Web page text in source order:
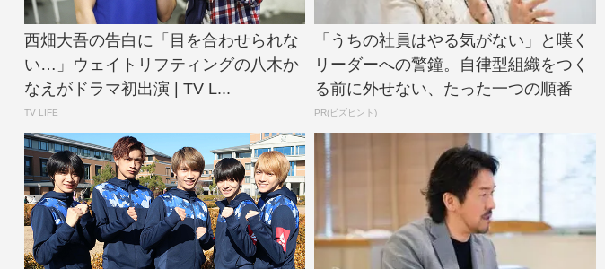
西畑大吾の告白に「目を合わせられな
い…」ウェイトリフティングの八木か
なえがドラマ初出演 | TV L...
TV LIFE
「うちの社員はやる気がない」と嘆く
リーダーへの警鐘。自律型組織をつく
る前に外せない、たった一つの順番
PR(ビズヒント)